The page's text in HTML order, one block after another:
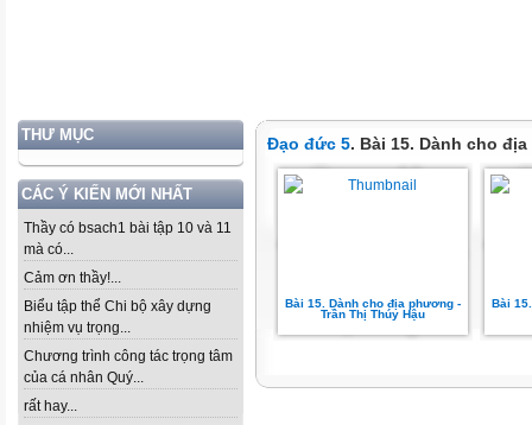
THƯ MỤC
CÁC Ý KIẾN MỚI NHẤT
Thầy có bsach1 bài tập 10 và 11
mà có...
Cảm ơn thầy!...
Biểu tập thể Chi bộ xây dựng
nhiệm vụ trọng...
Chương trình công tác trọng tâm
của cá nhân Quý...
rất hay...
Đạo đức 5. Bài 15. Dành cho
Bài 15. Dành cho địa phương -
Trần Thị Thúy Hậu
Bài